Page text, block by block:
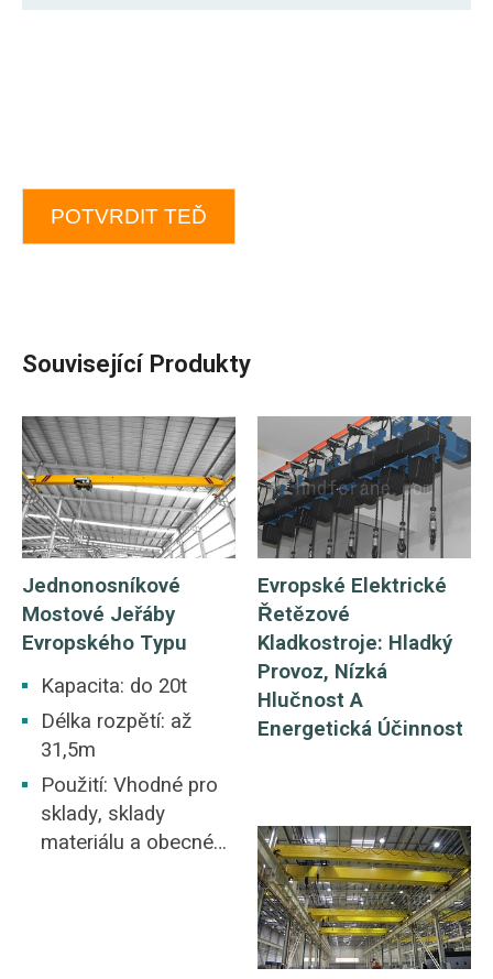
POTVRDIT TEĎ
Související Produkty
Jednonosníkové
Mostové Jeřáby
Evropského Typu
Kapacita: do 20t
Délka rozpětí: až
31,5m
Použití: Vhodné pro
sklady, sklady
materiálu a obecné
Evropské Elektrické
Řetězové
Kladkostroje: Hladký
Provoz, Nízká
Hlučnost A
Energetická Účinnost